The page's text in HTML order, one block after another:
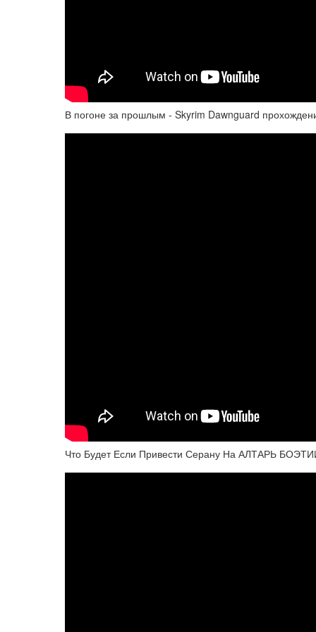
В погоне за прошлым - Skyrim Dawnguard
Что Будет Если Привести Серану На АЛТАРЬ